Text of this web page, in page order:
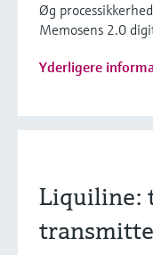
Øg
Memosens 2.0
Yderligere
Liquiline: